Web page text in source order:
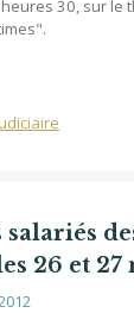
30, sur le
salariés
26 et